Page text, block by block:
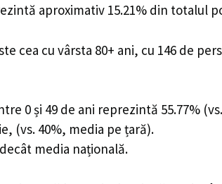
aproximativ 15.21% din totalul
cea cu vârsta 80+ ani, cu 146 de
0 și 49 de ani reprezintă 55.77%
(vs. 40%, media pe țară).
media națională.